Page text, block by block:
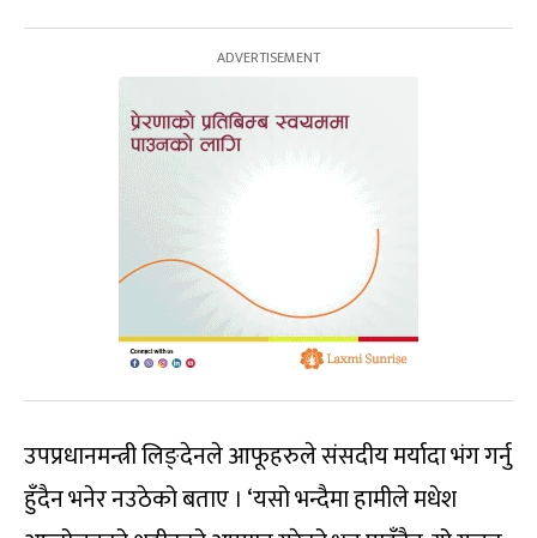
उपप्रधानमन्त्री लिङ्देनले आफूहरुले संसदीय मर्यादा भंग गर्नु
हुँदैन भनेर नउठेको बताए । ‘यसो भन्दैमा हामीले मधेश